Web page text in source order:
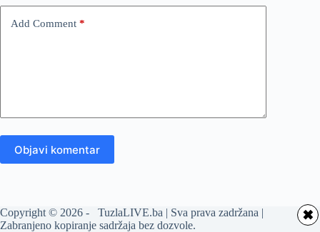
Add Comment *
Objavi komentar
Copyright © 2026 - TuzlaLIVE.ba | Sva prava zadržana |
Zabranjeno kopiranje sadržaja bez dozvole.
✖